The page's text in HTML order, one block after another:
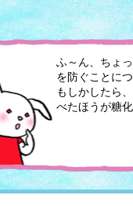
ふ～ん、ちょ
を防ぐことに
もしかしたら
べたほうが糖